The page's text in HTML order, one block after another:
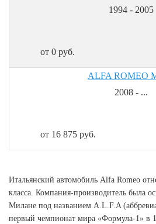
1994 - 2005
от 0 руб.
ALFA ROMEO
2008 - ...
от 16 875 руб.
Итальянский автомобиль Alfa Romeo
класса. Компания-производитель была
Милане под названием A.L.F.A
первый чемпионат мира «Формула-1» в